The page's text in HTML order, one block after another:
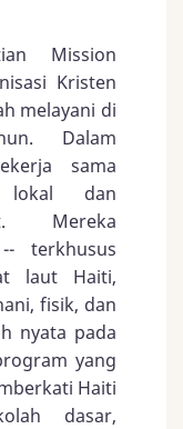
Mission
Kristen
melayani di
Dalam
sama
lokal dan
Mereka
terkhusus
laut Haiti,
fisik, dan
nyata pada
yang
Haiti
dasar,